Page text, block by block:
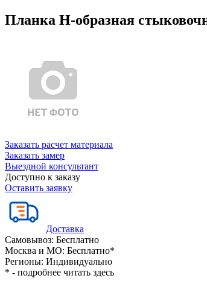
Планка Н-образная
Заказать расчет материала
Заказать замер
Выездной консультант
Доступно к заказу
Оставить заявку
Доставка
Самовывоз: Бесплатно
Москва и МО: Бесплатно*
Регионы: Индивидуально
* - подробнее читать здесь